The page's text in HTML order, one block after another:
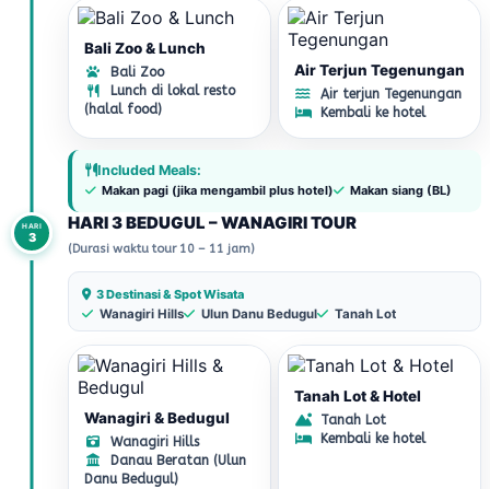
Bali Zoo & Lunch
Bali Zoo
Lunch di lokal resto
(halal food)
Air Terjun Tegenungan
Air terjun Tegenungan
Kembali ke hotel
Included Meals:
Makan pagi (jika mengambil plus hotel) Makan siang (BL)
HARI
3
HARI 3 BEDUGUL – WANAGIRI TOUR
(Durasi waktu tour 10 – 11 jam)
3 Destinasi & Spot Wisata
Wanagiri Hills
Ulun Danu Bedugul Tanah Lot
Wanagiri & Bedugul
Wanagiri Hills
Danau Beratan (Ulun
Danu Bedugul)
Tanah Lot & Hotel
Tanah Lot
Kembali ke hotel